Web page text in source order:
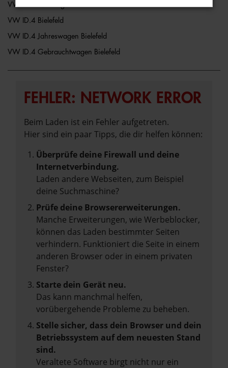
VW ID.4 Neuwagen Bielefeld
VW ID.4 Bielefeld
VW ID.4 Jahreswagen Bielefeld
VW ID.4 Gebrauchtwagen Bielefeld
FEHLER: NETWORK ERROR
Beim Laden ist ein Fehler aufgetreten.
Hier sind ein paar Tipps, die dir helfen können:
Überprüfe deine Firewall und deine
Internetverbindung.
Laden andere Webseiten, zum Beispiel
deine Suchmaschine?
Prüfe deine Browsererweiterungen.
Manche Erweiterungen, wie Werbeblocker,
können das Laden bestimmter Seiten
verhindern. Funktioniert die Seite in einem
anderen Browser oder in einem privaten
Fenster?
Starte dein Gerät neu.
Das kann manchmal helfen,
vorübergehende Probleme zu beheben.
Stelle sicher, dass dein Browser und dein
Betriebssystem auf dem neuesten Stand
sind.
Veraltete Software birgt nicht nur ein